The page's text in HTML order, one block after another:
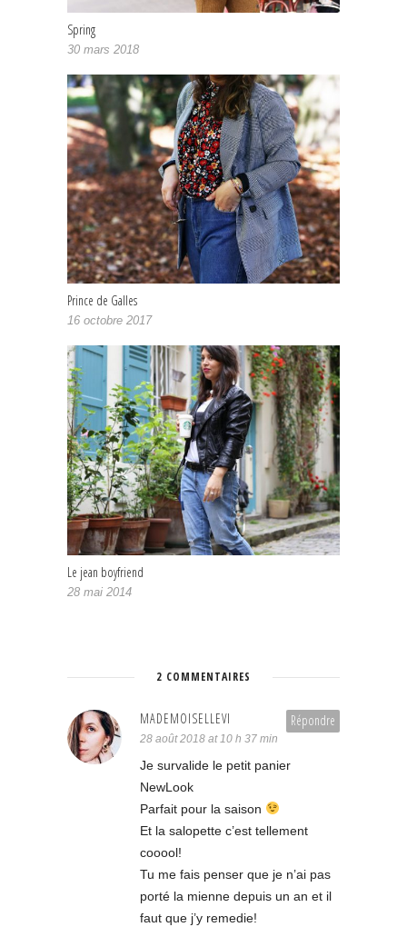
Spring
30 mars 2018
Prince de Galles
16 octobre 2017
Le jean boyfriend
28 mai 2014
2 COMMENTAIRES
Répondre
MADEMOISELLEVI
28 août 2018 at 10 h 37 min
Je survalide le petit panier
NewLook
Parfait pour la saison
Et la salopette c’est tellement
cooool!
Tu me fais penser que je n’ai pas
porté la mienne depuis un an et il
faut que j’y remedie!